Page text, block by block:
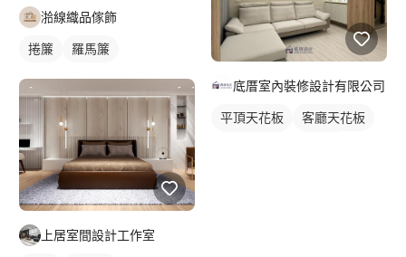
湁線織品傢飾
捲簾 羅馬簾
上居室間設計工作室
底厝室內裝修設計有限公司
平頂天花板
客廳天花板